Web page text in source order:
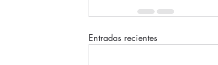
Entradas recientes